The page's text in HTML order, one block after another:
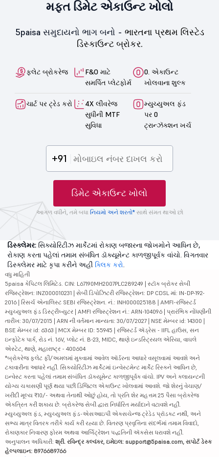
મફત ડિમેટ એકાઉન્ટ ખોલો
5paisa સમુદાયનો ભાગ બનો - ભારતના પ્રથમ લિસ્ટેડ
ડિસ્કાઉન્ટ બ્રોકર.
ફ્લેટ બ્રોકરેજ
F&O માટે
સમર્પિત પ્લેટફોર્મ
0. એકાઉન્ટ
ખોલવાના શુલ્ક
ચાર્ટ પર ટ્રેડ કરો
4X લીવરેજ
સુધીની MTF
સુવિધા
મ્યુચ્યુઅલ ફંડ
પર 0
ટ્રાન્ઝૅક્શન ખર્ચ
+91
ડિમેટ એકાઉન્ટ ખોલો
આગળ વધીને, તમે બધા નિયમો અને શરતો*સાથે સંમત થાઓ છો
ડિસ્ક્લેમર: સિક્યોરિટીઝ માર્કેટમાં રોકાણ બજારના જોખમોને આધિન છે,
રોકાણ કરતા પહેલાં તમામ સંબંધિત ડૉક્યૂમેન્ટ કાળજીપૂર્વક વાંચો. વિગતવાર
ડિસ્ક્લેમર માટે કૃપા કરીને અહીં ક્લિક કરો.
વધુ માહિતી
5paisa કેપિટલ લિમિટેડ. CIN: L67190MH2007PLC289249 | સ્ટૉક બ્રોકર સેબી
રજિસ્ટ્રેશન: INZ000010231 | સેબી ડિપોઝિટરી રજિસ્ટ્રેશન: DP CDSL માં: IN-DP-192-
2016 | રિસર્ચ એનાલિસ્ટ SEBI રજિસ્ટ્રેશન. નં.: INH000025188 | AMFI-રજિસ્ટર્ડ
મ્યુચ્યુઅલ ફંડ ડિસ્ટ્રીબ્યુટર | AMFI રજિસ્ટ્રેશન નં.: ARN-104096 | પ્રારંભિક નોંધણીની
તારીખ: 30/07/2015 | ARN ની વર્તમાન માન્યતા: 30/07/2027 | NSE મેમ્બર id: 14300 |
BSE મેમ્બર id: 6363 | MCX મેમ્બર ID: 55945 | રજિસ્ટર્ડ ઍડ્રેસ - IIFL હાઉસ, સન
ઇન્ફોટેક પાર્ક, રોડ નં. 16V, પ્લોટ નં. B-23, MIDC, થાણે ઇન્ડસ્ટ્રિયલ એરિયા, વાઘલે
એસ્ટેટ, થાણે, મહારાષ્ટ્ર - 400604
*બ્રોકરેજ ફ્લેટ ફી/અમલમાં મુકવામાં આવેલ ઑર્ડરના આધારે વસૂલવામાં આવશે અને
ટકાવારીના આધારે નહીં. સિક્યોરિટીઝ માર્કેટમાં ઇન્વેસ્ટમેન્ટ માર્કેટ રિસ્કને આધિન છે,
ઇન્વેસ્ટ કરતા પહેલાં તમામ સંબંધિત ડૉક્યૂમેન્ટ કાળજીપૂર્વક વાંચો. IPV અને ક્લાયન્ટની
યોગ્ય ચકાસણી પૂર્ણ થયા પછી ડિજિટલ એકાઉન્ટ ખોલવામાં આવશે. જો શેરનું વેચાણ/
ખરીદી મૂલ્ય ₹10/- અથવા તેનાથી ઓછું હોય, તો પ્રતિ શેર મહત્તમ 25 પૈસા બ્રોકરેજ
એકત્રિત કરી શકાય છે. બ્રોકરેજ સેબી દ્વારા નિર્ધારિત મર્યાદાને વટાવશે નહીં.
મ્યુચ્યુઅલ ફંડ, મ્યુચ્યુઅલ ફંડ-એસઆઇપી એક્સચેન્જ ટ્રેડેડ પ્રૉડક્ટ નથી, અને
સભ્ય માત્ર વિતરક તરીકે કાર્ય કરી રહ્યા છે. વિતરણ પ્રવૃત્તિના સંદર્ભમાં તમામ વિવાદો,
રોકાણકાર નિવારણ ફોરમ અથવા આર્બિટ્રેશન પદ્ધતિની ઍક્સેસ ધરાવશે નહીં.
અનુપાલન અધિકારી: શ્રી. રવિન્દ્ર કલ્વંકર, ઇમેઇલ: support@5paisa.com, સપોર્ટ ડેસ્ક
હેલ્પલાઇન: 8976689766